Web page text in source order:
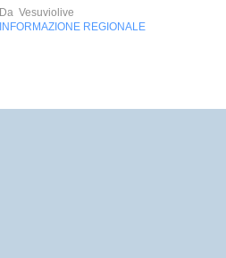
Da Vesuviolive
INFORMAZIONE REGIONALE